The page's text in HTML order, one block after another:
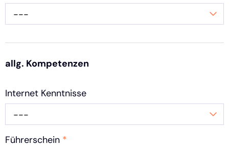
---
allg. Kompetenzen
Internet Kenntnisse
---
Führerschein *